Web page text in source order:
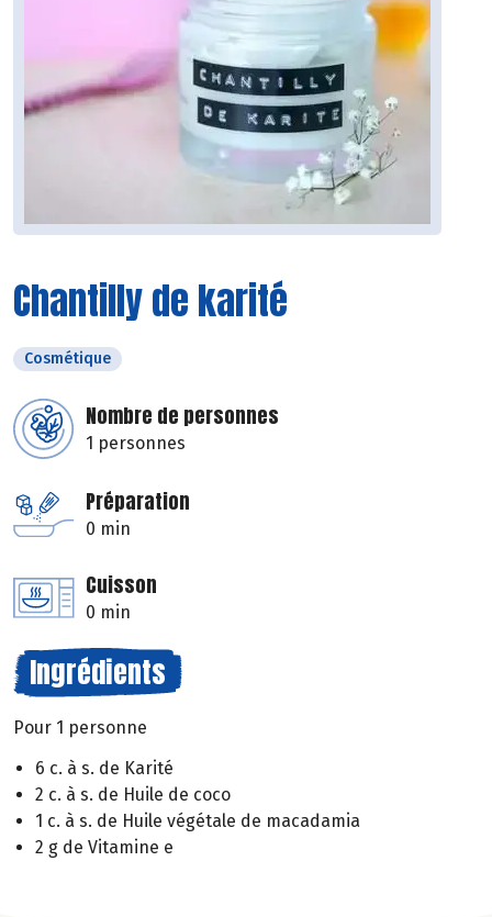
Chantilly de karité
Cosmétique
Nombre de personnes
1 personnes
Préparation
0 min
Cuisson
0 min
Ingrédients
Pour 1 personne
6 c. à s. de Karité
2 c. à s. de Huile de coco
1 c. à s. de Huile végétale de macadamia
2 g de Vitamine e